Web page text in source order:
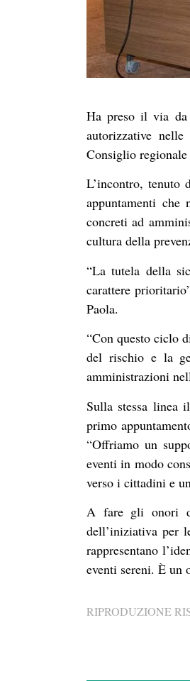
Ha preso il via da
autorizzative
Consiglio
L’incontro, tenuto
appuntamenti
concreti ad
cultura della
“La tutela della
carattere
Paola.
“Con questo ciclo
del rischio e la
amministrazioni
Sulla stessa linea
primo
“Offriamo un
eventi in modo
verso i cittadini e
A fare gli onori
dell’iniziativa per
rappresentano
eventi sereni. È un
RIPRODUZIONE